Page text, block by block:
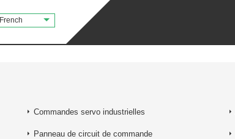
French
Commandes servo industrielles
Panneau de circuit de commande